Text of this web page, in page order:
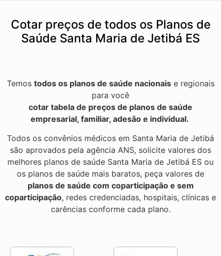
Cotar preços de todos os Planos de
Saúde Santa Maria de Jetibá ES
Temos todos os planos de saúde nacionaise regionais
para você
cotar tabela de preços de planos de saúde
empresarial, familiar, adesão e individual.
Todos os convênios médicos em Santa Maria de Jetibá
são aprovados pela agência ANS, solicite valores dos
melhores planos de saúde Santa Maria de Jetibá ES ou
os planos de saúde mais baratos, peça valores de
planos de saúde com coparticipação e sem
coparticipação, redes credenciadas, hospitais, clínicas e
carências conforme cada plano.